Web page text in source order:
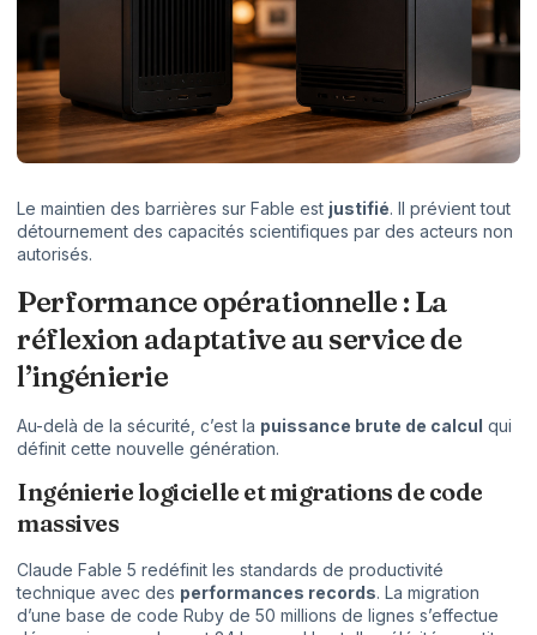
Le maintien des barrières sur Fable est justifié. Il prévient tout
détournement des capacités scientifiques par des acteurs non
autorisés.
Performance opérationnelle : La
réflexion adaptative au service de
l’ingénierie
Au-delà de la sécurité, c’est la puissance brute de calcul qui
définit cette nouvelle génération.
Ingénierie logicielle et migrations de code
massives
Claude Fable 5 redéfinit les standards de productivité
technique avec des performances records. La migration
d’une base de code Ruby de 50 millions de lignes s’effectue